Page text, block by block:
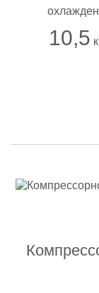
10,5